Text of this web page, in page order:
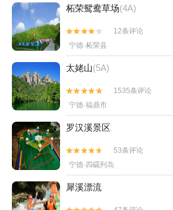
柘荣鸳鸯草场(4A)


12条评论
宁德·柘荣县
太姥山(5A)


1535条评论
宁德·福鼎市
罗汉溪景区


53条评论
宁德·四礵列岛
犀溪漂流